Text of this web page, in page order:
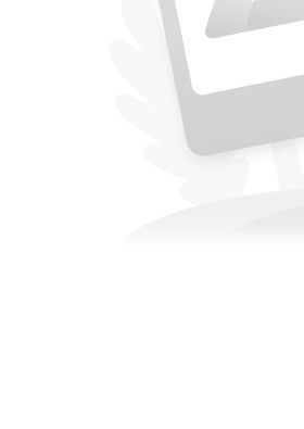
Ochelari si accesorii Inot